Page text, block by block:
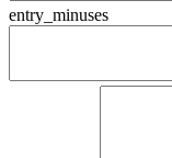
entry_minuses